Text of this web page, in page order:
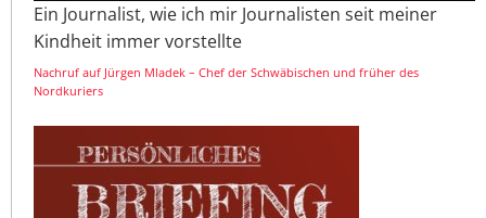
Ein Journalist, wie ich mir Journalisten seit meiner
Kindheit immer vorstellte
Nachruf auf Jürgen Mladek – Chef der Schwäbischen und früher des
Nordkuriers